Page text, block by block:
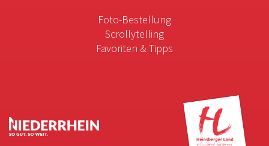
Foto-Bestellung
Scrollytelling
Favoriten & Tipps